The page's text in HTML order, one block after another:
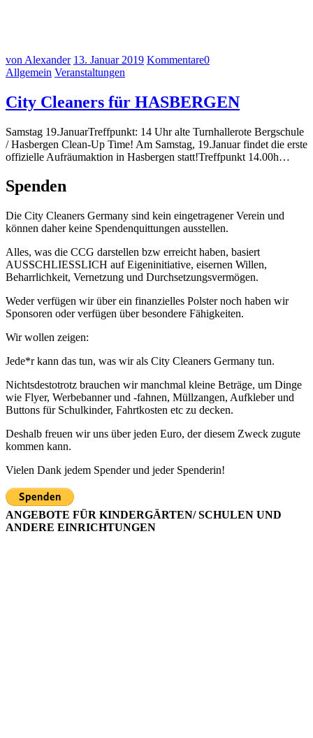
von Alexander 13. Januar 2019 Kommentare0
Allgemein Veranstaltungen
City Cleaners für HASBERGEN
Samstag 19.JanuarTreffpunkt: 14 Uhr alte Turnhallerote Bergschule
/ Hasbergen Clean-Up Time! Am Samstag, 19.Januar findet die erste
offizielle Aufräumaktion in Hasbergen statt!Treffpunkt 14.00h…
Spenden
Die City Cleaners Germany sind kein eingetragener Verein und
können daher keine Spendenquittungen ausstellen.
Alles, was die CCG darstellen bzw erreicht haben, basiert
AUSSCHLIESSLICH auf Eigeninitiative, eisernen Willen,
Beharrlichkeit, Vernetzung und Durchsetzungsvermögen.
Weder verfügen wir über ein finanzielles Polster noch haben wir
Sponsoren oder verfügen über besondere Fähigkeiten.
Wir wollen zeigen:
Jede*r kann das tun, was wir als City Cleaners Germany tun.
Nichtsdestotrotz brauchen wir manchmal kleine Beträge, um Dinge
wie Flyer, Werbebanner und -fahnen, Müllzangen, Aufkleber und
Buttons für Schulkinder, Fahrtkosten etc zu decken.
Deshalb freuen wir uns über jeden Euro, der diesem Zweck zugute
kommen kann.
Vielen Dank jedem Spender und jeder Spenderin!
ANGEBOTE FÜR KINDERGÄRTEN/ SCHULEN UND
ANDERE EINRICHTUNGEN